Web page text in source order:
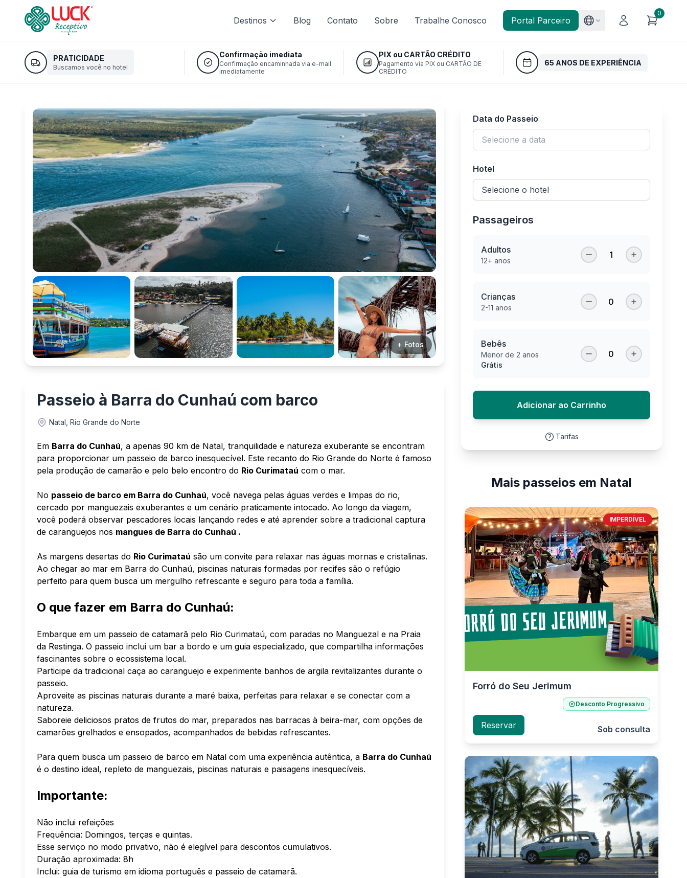
Destinos Blog Contato Sobre Trabalhe Conosco Portal Parceiro
0
PRATICIDADE
Buscamos você no hotel
Confirmação imediata
Confirmação encaminhada via e-mail
imediatamente
PIX ou CARTÃO CRÉDITO
Pagamento via PIX ou CARTÃO DE
CRÉDITO
65 ANOS DE EXPERIÊNCIA
+ Fotos
Passeio à Barra do Cunhaú com barco
Natal, Rio Grande do Norte
Em Barra do Cunhaú, a apenas 90 km de Natal, tranquilidade e natureza exuberante se encontram
para proporcionar um passeio de barco inesquecível. Este recanto do Rio Grande do Norte é famoso
pela produção de camarão e pelo belo encontro do Rio Curimataú com o mar.
No passeio de barco em Barra do Cunhaú, você navega pelas águas verdes e limpas do rio,
cercado por manguezais exuberantes e um cenário praticamente intocado. Ao longo da viagem,
você poderá observar pescadores locais lançando redes e até aprender sobre a tradicional captura
de caranguejos nos mangues de Barra do Cunhaú .
As margens desertas do Rio Curimataú são um convite para relaxar nas águas mornas e cristalinas.
Ao chegar ao mar em Barra do Cunhaú, piscinas naturais formadas por recifes são o refúgio
perfeito para quem busca um mergulho refrescante e seguro para toda a família.
O que fazer em Barra do Cunhaú:
Embarque em um passeio de catamarã pelo Rio Curimataú, com paradas no Manguezal e na Praia
da Restinga. O passeio inclui um bar a bordo e um guia especializado, que compartilha informações
fascinantes sobre o ecossistema local.
Participe da tradicional caça ao caranguejo e experimente banhos de argila revitalizantes durante o
passeio.
Aproveite as piscinas naturais durante a maré baixa, perfeitas para relaxar e se conectar com a
natureza.
Saboreie deliciosos pratos de frutos do mar, preparados nas barracas à beira-mar, com opções de
camarões grelhados e ensopados, acompanhados de bebidas refrescantes.
Para quem busca um passeio de barco em Natal com uma experiência autêntica, a Barra do Cunhaú
é o destino ideal, repleto de manguezais, piscinas naturais e paisagens inesquecíveis.
Importante:
Não inclui refeições
Frequência: Domingos, terças e quintas.
Esse serviço no modo privativo, não é elegível para descontos cumulativos.
Duração aproximada: 8h
Inclui: guia de turismo em idioma português e passeio de catamarã.
Data do Passeio
Hotel
Passageiros
Adultos
12+ anos
1
Crianças
2-11 anos
0
Bebês
Menor de 2 anos
Grátis
0
Adicionar ao Carrinho
Tarifas
Mais passeios em Natal
IMPERDÍVEL
Forró do Seu Jerimum
Desconto Progressivo
Reservar Sob consulta